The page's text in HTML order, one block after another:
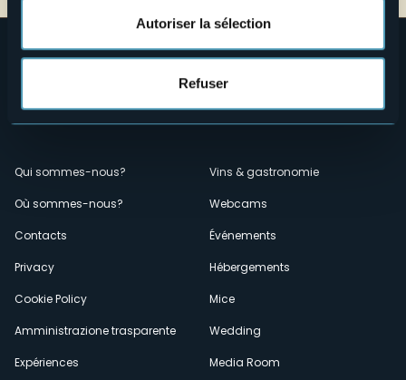
Autoriser la sélection
Refuser
Menù
secondario
Qui sommes-nous?
Où sommes-nous?
Contacts
Privacy
Cookie Policy
Amministrazione trasparente
Expériences
Vins & gastronomie
Webcams
Événements
Hébergements
Mice
Wedding
Media Room